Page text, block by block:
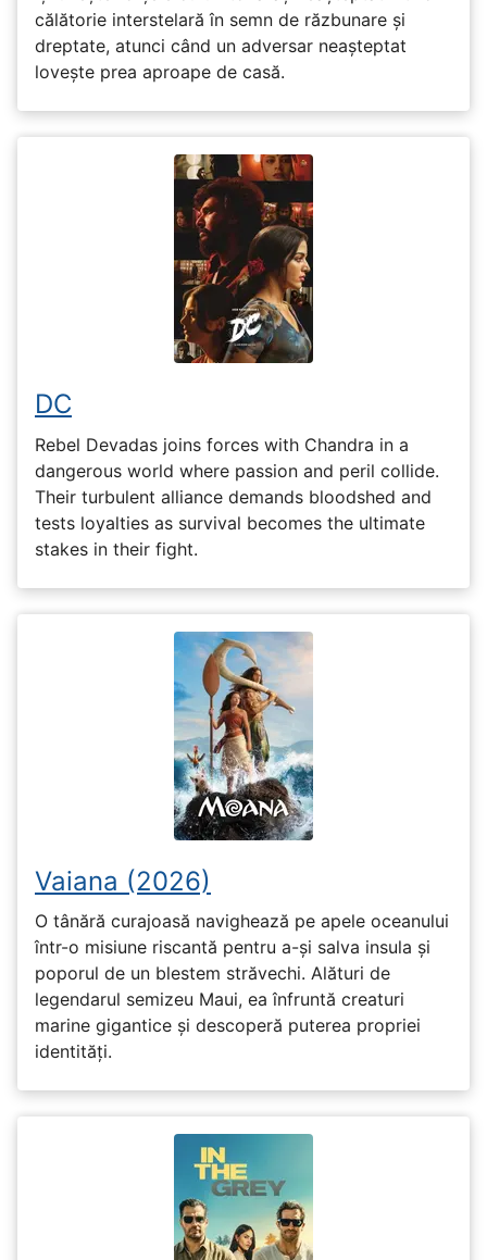
călătorie interstelară în semn de răzbunare și
dreptate, atunci când un adversar neașteptat
lovește prea aproape de casă.
DC
Rebel Devadas joins forces with Chandra in a
dangerous world where passion and peril collide.
Their turbulent alliance demands bloodshed and
tests loyalties as survival becomes the ultimate
stakes in their fight.
Vaiana (2026)
O tânără curajoasă navighează pe apele oceanului
într-o misiune riscantă pentru a-și salva insula și
poporul de un blestem străvechi. Alături de
legendarul semizeu Maui, ea înfruntă creaturi
marine gigantice și descoperă puterea propriei
identități.